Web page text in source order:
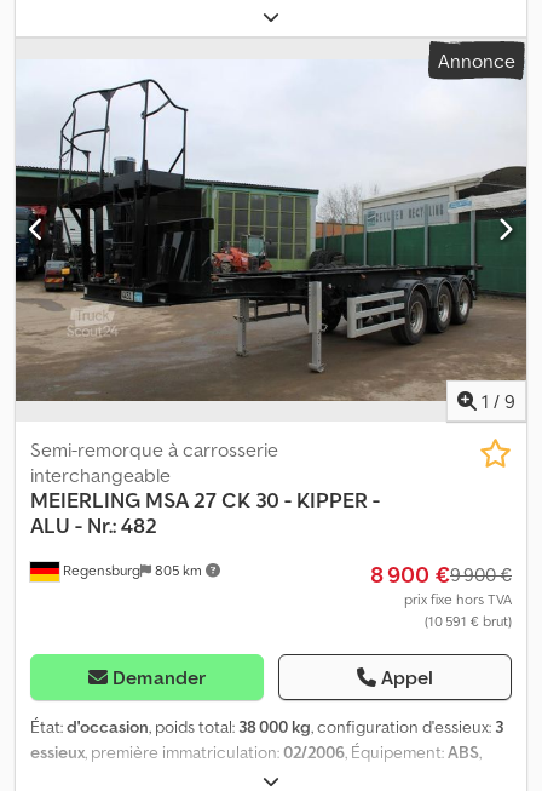
, prochaine inspection (TÜV):
l'espace de chargement:24 m³, suspension:air, dimension des
, type d'engrenage:
, taille du pneu avant:
arrière:
385/65R22,5 160J
d'émission:
aucun , Équipement:
Personne de contact commercial : Frank Rau / Russe / Anglais /
Allemand - Bachar Ibrahim / Arabe / Anglais / Allemand - Service
d’immatriculation, contrôle technique/HU/SP/UVV, transfert au
port Couleur de base : argent Équipements supplémentaires ABS,
frein pneumatique, EBS, suspension pneumatique, suspension
pneumatique, prix sur demande (Mobile), suspension :
pneumatique-lift, charge utile (kg) : 28250 Type de carrosserie :
Meierling MSK 18 benne aluminium intégrale 2 essieux, 4250 kg à
vide, prête à l’emploi, tracteur 3 essieux disponible, également en
ensemble complet. Sous réserve d’erreurs. Dcsdpfxezaqris Aclsk
Annonce
1 / 9
Regensburg 805 km
Semi-remorque à carrosserie
interchangeable
MEIERLING MSA 27 CK 30 - KIPPER -
ALU - Nr.: 482
8 900 €9 900 €
prix fixe hors TVA
(10 591 € brut)
Demander Appel
État:d'occasion, poids total: 38 000 kg, configuration d'essieux: 3
essieux, première immatriculation:02/2006, Équipement:ABS,
Numéro d’identification du véhicule : W090061MM6HM09482